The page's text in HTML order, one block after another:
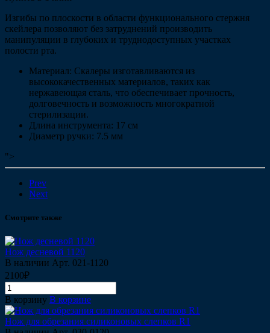
Изгибы по плоскости в области функционального стержня
скейлера позволяют без затруднений производить
манипуляции в глубоких и труднодоступных участках
полости рта.
Материал: Скалеры изготавливаются из
высококачественных материалов, таких как
нержавеющая сталь, что обеспечивает прочность,
долговечность и возможность многократной
стерилизации.
Длина инструмента: 17 см
Диаметр ручки: 7.5 мм
">
Prev
Next
Смотрите также
Нож десневой 1120
В наличии Арт. 021-1120
2100₽
В корзину В корзине
Нож для обрезания силиконовых слепков R1